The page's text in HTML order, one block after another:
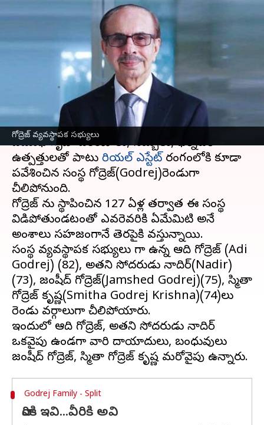
గోద్రెజ్​ వ్యవస్థాపక సభ్యులు
Godrej Family - Split After 127
Years:127 ఏళ్ల తర్వాత
విడిపోతున్నగోద్రెజ్
కుటుంబం..ఎవరెవరికి ఏమేమిటి?
May 01, 2024 01:38 pm
ఈ వార్తాకథనం ఏంటి
ప్రముఖ గృహోపకరణాలు, సబ్బులు, ఫర్నీచర్
ఉత్పత్తులతో పాటు రియల్ ఎస్టేట్ రంగంలోకి కూడా
ప్రవేశించిన సంస్థ గోద్రెజ్(Godrej)రెండుగా
చీలిపోనుంది.
గోద్రెజ్ ను స్థాపించిన 127 ఏళ్ల తర్వాత ఈ సంస్థ
విడిపోతుండటంతో ఎవరెవరికి ఏమేమిటి అనే
అంశాలు సహజంగానే తెరపైకి వస్తున్నాయి.
సంస్థ వ్యవస్థాపక సభ్యులు గా ఉన్న ఆది గోద్రెజ్ (Adi
Godrej) (82), అతని సోదరుడు నాదిర్(Nadir)
(73), జంషీద్ గోద్రెజ్(Jamshed Godrej)(75), స్మితా
గోద్రెజ్ కృష్ణ(Smitha Godrej Krishna)(74)లు
రెండు వర్గాలుగా చీలిపోయారు.
ఇందులో ఆది గోద్రెజ్, అతని సోదరుడు నాదిర్
ఒకవైపు ఉండగా వారి దాయాదులు, బంధువులు
Godrej Family - Split
వారికి ఇవి...వీరికి అవి